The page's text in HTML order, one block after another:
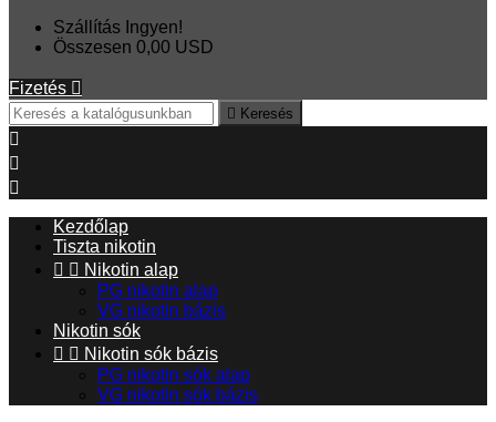
Szállítás Ingyen!
Összesen 0,00 USD
Fizetés 
 Keresés



Kezdőlap
Tiszta nikotin
  Nikotin alap
PG nikotin alap
VG nikotin bázis
Nikotin sók
  Nikotin sók bázis
PG nikotin sók alap
VG nikotin sók bázis